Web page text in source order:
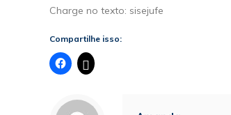
Charge no texto: sisejufe
Compartilhe isso: